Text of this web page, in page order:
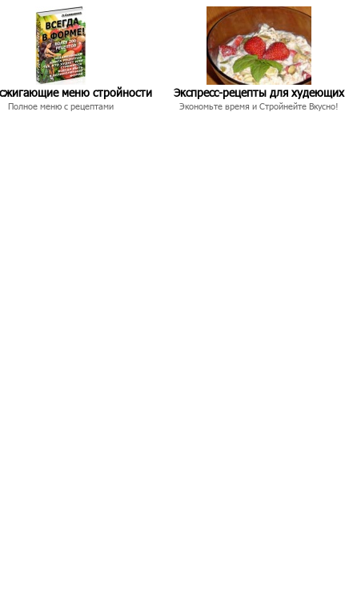
меню стройности
Полное меню с рецептами
Экспресс-рецепты для худеющих
Экономьте время и Стройнейте Вкусно!